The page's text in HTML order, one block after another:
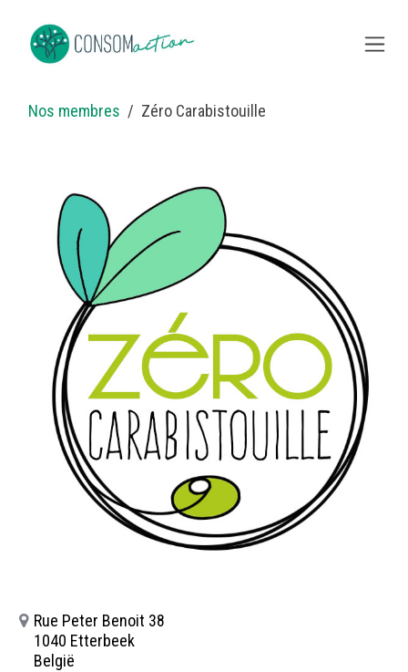
Nos membres Zéro Carabistouille
Rue Peter Benoit 38
1040 Etterbeek
België